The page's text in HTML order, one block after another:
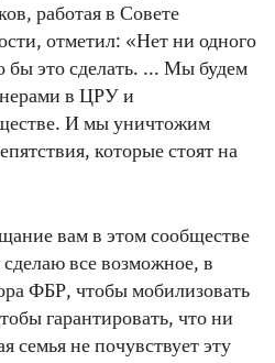
работая в Совете
отметил: «Нет ни одного
бы это сделать. ... Мы будем
в ЦРУ и
И мы уничтожим
которые стоят на
вам в этом сообществе
сделаю все возможное, в
ФБР, чтобы мобилизовать
гарантировать, что ни
семья не почувствует эту